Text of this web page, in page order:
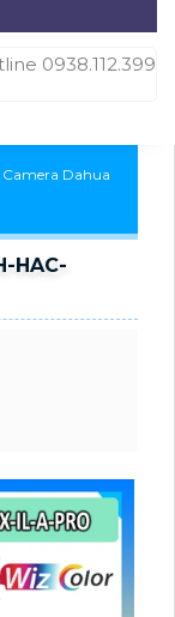
0938.112.399
Camera Dahua
HAC-